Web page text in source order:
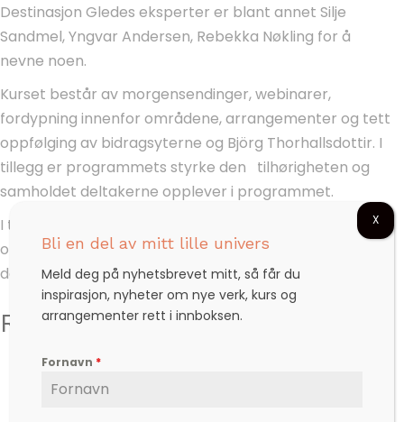
Destinasjon Gledes eksperter er blant annet Silje
Sandmel, Yngvar Andersen, Rebekka Nøkling for å
nevne noen.
Kurset består av morgensendinger, webinarer,
fordypning innenfor områdene, arrangementer og tett
oppfølging av bidragsyterne og Björg Thorhallsdottir. I
tillegg er programmets styrke den tilhørigheten og
samholdet deltakerne opplever i programmet.
I tillegg til dette får deltakerne en arbeidsbok per
område/modul utarbeidet av Björg og ekspertene der
det gis rom for notering av refleksjoner, tanker og mål.
RESULTATER SÅ LANGT
«Jeg har aldri følt meg så vakker, selv om jeg ser
ut som i fjor» Anne Mette, 57 år
Bli en del av mitt lille univers
Meld deg på nyhetsbrevet mitt, så får du
inspirasjon, nyheter om nye verk, kurs og
arrangementer rett i innboksen.
Fornavn *
X